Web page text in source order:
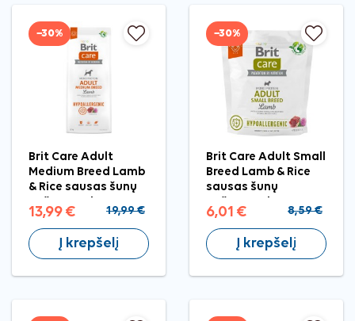
−30%
Brit Care Adult
Medium Breed Lamb
& Rice sausas šunų
13,99 € 19,99 €
Į krepšelį
−30%
Brit Care Adult Small
Breed Lamb & Rice
sausas šunų
6,01 € 8,59 €
Į krepšelį